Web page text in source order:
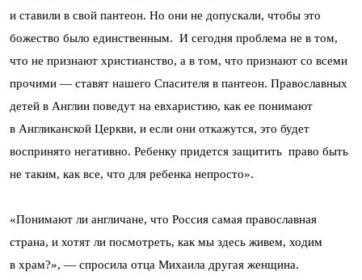
и ставили в свой пантеон. Но они не допускали, чтобы это
божество было единственным. И сегодня проблема не в том,
что не признают христианство, а в том, что признают со всеми
прочими — ставят нашего Спасителя в пантеон. Православных
детей в Англии поведут на евхаристию, как ее понимают
в Англиканской Церкви, и если они откажутся, это будет
воспринято негативно. Ребенку придется защитить право быть
не таким, как все, что для ребенка непросто».
«Понимают ли англичане, что Россия самая православная
страна, и хотят ли посмотреть, как мы здесь живем, ходим
в храм?», — спросила отца Михаила другая женщина.